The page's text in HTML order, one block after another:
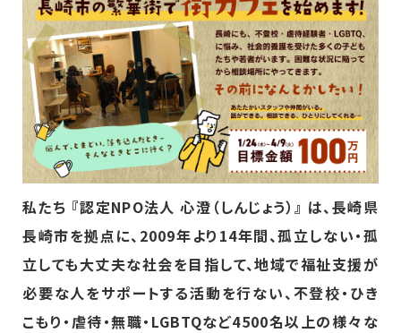
私たち 『認定NPO法人 心澄（しんじょう）』 は、長崎県
長崎市を拠点に、2009年より14年間、孤立しない・孤
立しても大丈夫な社会を目指して、地域で福祉支援が
必要な人をサポートする活動を行ない、不登校・ひき
こもり・虐待・無職・LGBTQなど4500名以上の様々な